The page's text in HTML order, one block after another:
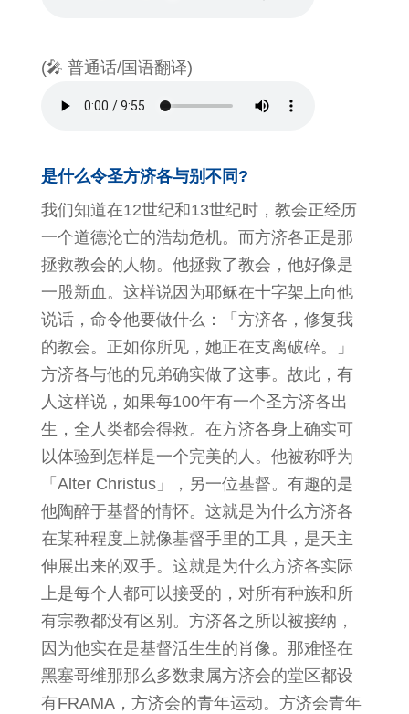
(🎤 普通话/国语翻译)
是什么令圣方济各与别不同?
我们知道在12世纪和13世纪时，教会正经历
一个道德沦亡的浩劫危机。而方济各正是那
拯救教会的人物。他拯救了教会，他好像是
一股新血。这样说因为耶稣在十字架上向他
说话，命令他要做什么：「方济各，修复我
的教会。正如你所见，她正在支离破碎。」
方济各与他的兄弟确实做了这事。故此，有
人这样说，如果每100年有一个圣方济各出
生，全人类都会得救。在方济各身上确实可
以体验到怎样是一个完美的人。他被称呼为
「Alter Christus」，另一位基督。有趣的是
他陶醉于基督的情怀。这就是为什么方济各
在某种程度上就像基督手里的工具，是天主
伸展出来的双手。这就是为什么方济各实际
上是每个人都可以接受的，对所有种族和所
有宗教都没有区别。方济各之所以被接纳，
因为他实在是基督活生生的肖像。那难怪在
黑塞哥维那那么多数隶属方济会的堂区都设
有FRAMA，方济会的青年运动。方济会青年